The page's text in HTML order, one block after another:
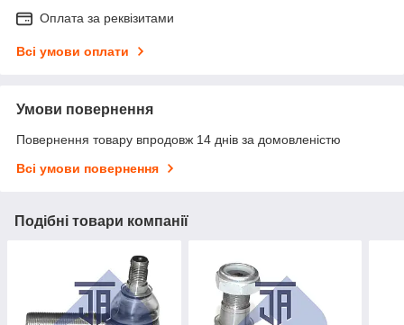
Оплата за реквізитами
Всі умови оплати
Умови повернення
Повернення товару впродовж 14 днів за домовленістю
Всі умови повернення
Подібні товари компанії